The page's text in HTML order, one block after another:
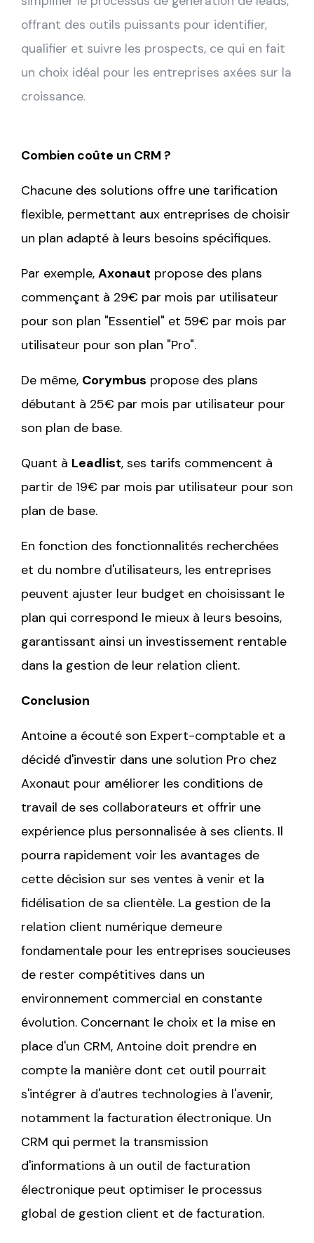
offrant des outils puissants pour identifier,
qualifier et suivre les prospects, ce qui en fait
un choix idéal pour les entreprises axées sur la
croissance.
Combien coûte un CRM ?
Chacune des solutions offre une tarification
flexible, permettant aux entreprises de choisir
un plan adapté à leurs besoins spécifiques.
Par exemple, Axonaut propose des plans
commençant à 29€ par mois par utilisateur
pour son plan "Essentiel" et 59€ par mois par
utilisateur pour son plan "Pro".
De même, Corymbus propose des plans
débutant à 25€ par mois par utilisateur pour
son plan de base.
Quant à Leadlist, ses tarifs commencent à
partir de 19€ par mois par utilisateur pour son
plan de base.
En fonction des fonctionnalités recherchées
et du nombre d'utilisateurs, les entreprises
peuvent ajuster leur budget en choisissant le
plan qui correspond le mieux à leurs besoins,
garantissant ainsi un investissement rentable
dans la gestion de leur relation client.
Conclusion
Antoine a écouté son Expert-comptable et a
décidé d'investir dans une solution Pro chez
Axonaut pour améliorer les conditions de
travail de ses collaborateurs et offrir une
expérience plus personnalisée à ses clients. Il
pourra rapidement voir les avantages de
cette décision sur ses ventes à venir et la
fidélisation de sa clientèle. La gestion de la
relation client numérique demeure
fondamentale pour les entreprises soucieuses
de rester compétitives dans un
environnement commercial en constante
évolution. Concernant le choix et la mise en
place d'un CRM, Antoine doit prendre en
compte la manière dont cet outil pourrait
s'intégrer à d'autres technologies à l'avenir,
notamment la facturation électronique. Un
CRM qui permet la transmission
d'informations à un outil de facturation
électronique peut optimiser le processus
global de gestion client et de facturation.